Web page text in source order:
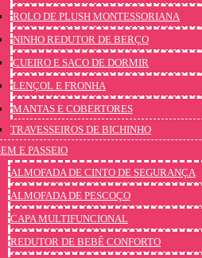
ROLO DE PLUSH MONTESSORIANA
NINHO REDUTOR DE BERÇO
CUEIRO E SACO DE DORMIR
LENÇOL E FRONHA
MANTAS E COBERTORES
TRAVESSEIROS DE BICHINHO
E PASSEIO
ALMOFADA DE CINTO DE SEGURANÇA
ALMOFADA DE PESCOÇO
CAPA MULTIFUNCIONAL
REDUTOR DE BEBÊ CONFORTO